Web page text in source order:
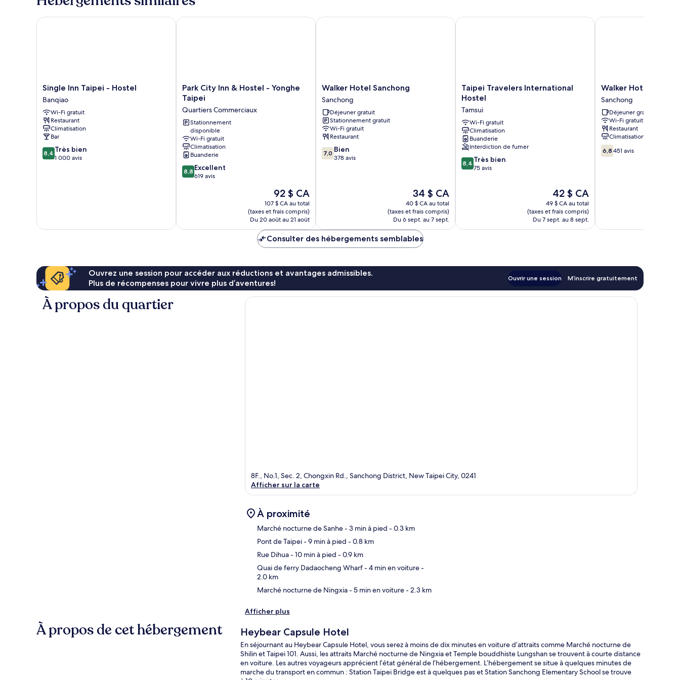
uniquement
Single
Inn
Taipei
-
Hostel
Banqiao
Single Inn Taipei - Hostel
Banqiao
Wi-Fi gratuit
Restaurant
Climatisation
Bar
8.4
sur
8,4 Très bien
1 000 avis
Single Inn Taipei - Hostel
Park
City
&
Hostel
Yonghe
Taipei
Quartiers
Commerciaux
Park City Inn & Hostel - Yonghe
Taipei
Quartiers Commerciaux
Stationnement
disponible
Wi-Fi gratuit
Climatisation
Buanderie
8.8
sur
8,8 Excellent
619 avis
Le
prix
est
de
92 $ CA
92 $ CA
107 $ CA au total
(taxes et frais compris)
Du 20 août au 21 août
Park City Inn & Hostel - Yonghe Taipei
Walker
Hotel
Sanchong
Sanchong
Walker Hotel Sanchong
Sanchong
Déjeuner gratuit
Stationnement gratuit
Wi-Fi gratuit
Restaurant
7.0
sur
7,0 Bien
378 avis
Le
prix
est
de
34 $ CA
34 $ CA
40 $ CA au total
(taxes et frais compris)
Du 6 sept. au 7 sept.
Walker Hotel Sanchong
Taipei
Travelers
Hostel
Tamsui
Taipei Travelers International
Hostel
Tamsui
Wi-Fi gratuit
Climatisation
Buanderie
Interdiction de fumer
8.4
sur
8,4 Très bien
75 avis
Le
prix
est
de
42 $ CA
42 $ CA
49 $ CA au total
(taxes et frais compris)
Du 7 sept. au 8 sept.
Taipei Travelers International Hostel
Walker
Hotel
-
Zhengyi
Sanchong
Walker Hotel -
Sanchong
Déjeuner gratuit
Wi-Fi gratuit
Restaurant
Climatisation
6.8
sur
6,8 451 avis
Walker Hotel - Zhengyi
Consulter des hébergements semblables
Ouvrez une session pour accéder aux réductions et avantages admissibles.
Plus de récompenses pour vivre plus d’aventures!
Ouvrir une session M’inscrire gratuitement
À propos du quartier
8F., No.1, Sec. 2, Chongxin Rd., Sanchong District, New Taipei City, 0241
Afficher sur la carte
À proximité
Marché nocturne de Sanhe- 3 min à pied - 0.3 km
Pont de Taipei- 9 min à pied - 0.8 km
Rue Dihua- 10 min à pied - 0.9 km
Quai de ferry Dadaocheng Wharf- 4 min en voiture-
2.0 km
Marché nocturne de Ningxia- 5 min en voiture- 2.3 km
Afficher plus
À propos de cet hébergement Heybear Capsule Hotel
En séjournant au Heybear Capsule Hotel, vous serez à moins de dix minutes en voiture d’attraits comme Marché nocturne de
Shilin et Taipei 101. Aussi, les attraits Marché nocturne de Ningxia et Temple bouddhiste Lungshan se trouvent à courte distance
en voiture. Les autres voyageurs apprécient l’état général de l’hébergement. L’hébergement se situe à quelques minutes de
marche du transport en commun : Station Taipei Bridge est à quelques pas et Station Sanchong Elementary School se trouve